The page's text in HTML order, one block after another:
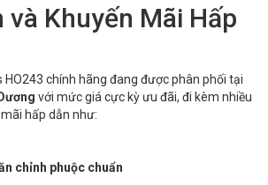
và Khuyến Mãi Hấp
HO243 chính hãng đang được phân phối tại
với mức giá cực kỳ ưu đãi, đi kèm nhiều
hấp dẫn như:
chỉnh phuộc chuẩn